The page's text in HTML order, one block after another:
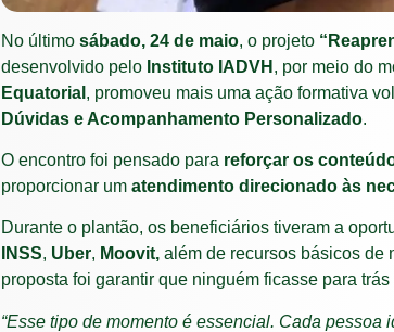
No último sábado, 24 de maio, o projeto
desenvolvido pelo Instituto IADVH , por meio do
Equatorial , promoveu mais uma ação formativa
Dúvidas e Acompanhamento Personalizado.
O encontro foi pensado para reforçar os
proporcionar um atendimento direcionado às
Durante o plantão, os beneficiários tiveram a
INSS, Uber, Moovit, além de recursos básicos de
proposta foi garantir que ninguém ficasse para
“Esse tipo de momento é essencial. Cada